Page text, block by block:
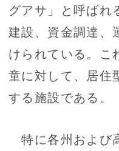
グアサ」と呼ばれ
建設、資金調達、
けられている。こ
童に対して、居住
する施設である。
特に各州および